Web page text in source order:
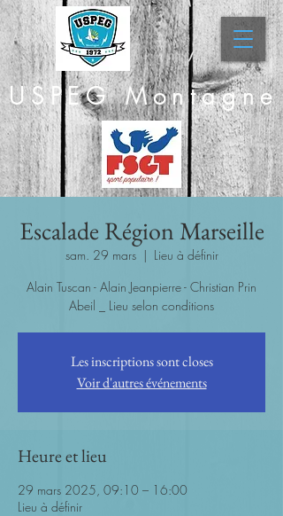
USPEG Montagne
Escalade Région Marseille
sam. 29 mars
  |
Lieu à définir
Alain Tuscan - Alain Jeanpierre - Christian Prin
Abeil _ Lieu selon conditions
Les inscriptions sont closes
Voir d'autres événements
Heure et lieu
29 mars 2025, 09:10 – 16:00
Lieu à définir